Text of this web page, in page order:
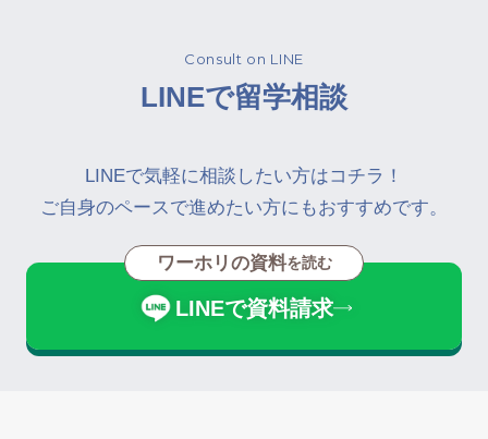
Consult on LINE
LINEで留学相談
LINEで気軽に相談したい方はコチラ！
ご自身のペースで進めたい方にもおすすめです。
ワーホリの資料を読む
LINEで資料請求